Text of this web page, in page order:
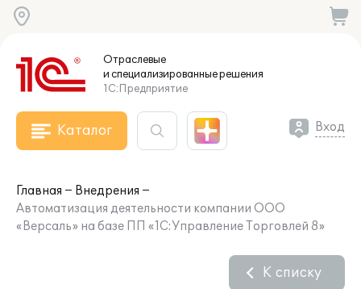
Отраслевые
и специализированныерешения
1С:Предприятие
Каталог Вход
Главная
Внедрения
Автоматизация деятельности компании ООО
«Версаль» на базе ПП «1С:Управление Торговлей 8»
К списку